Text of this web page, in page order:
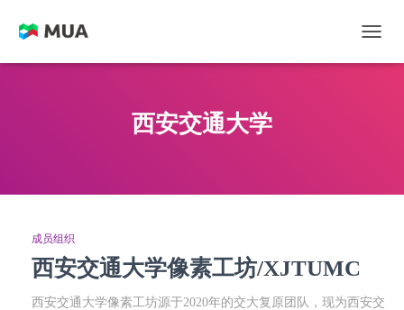
西安交通大学
成员组织
西安交通大学像素工坊/XJTUMC
西安交通大学像素工坊源于2020年的交大复原团队，现为西安交